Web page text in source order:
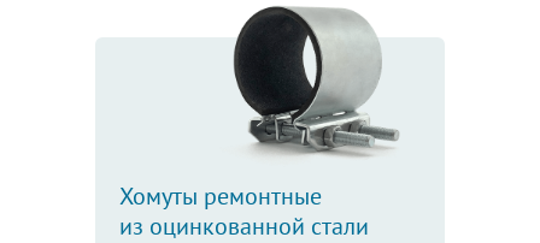
Хомуты ремонтные
из оцинкованной стали